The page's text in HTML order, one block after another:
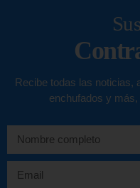
Recibe todas las noticias,
enchufados y